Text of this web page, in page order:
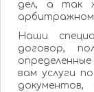
дел, а так же по
арбитражном
Наши специалисты помогут Вам составить
договор,
вам услуги по проведению юридического анализа